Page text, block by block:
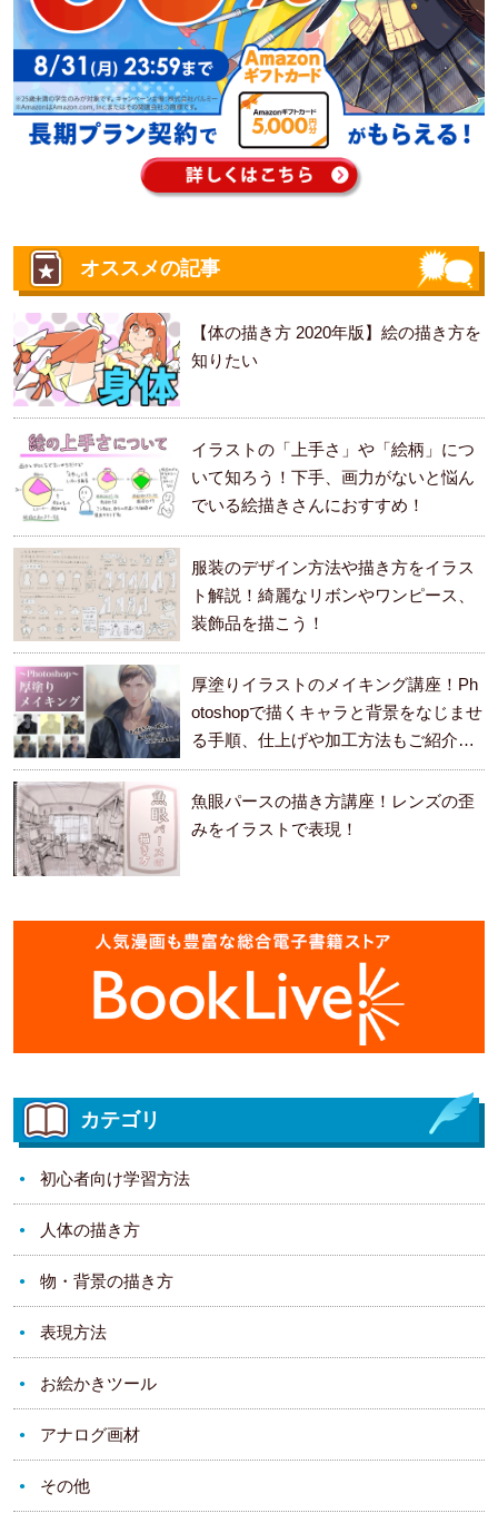
オススメの記事
【体の描き方 2020年版】絵の描き方を
知りたい
イラストの「上手さ」や「絵柄」につ
いて知ろう！下手、画力がないと悩ん
でいる絵描きさんにおすすめ！
服装のデザイン方法や描き方をイラス
ト解説！綺麗なリボンやワンピース、
装飾品を描こう！
厚塗りイラストのメイキング講座！Ph
otoshopで描くキャラと背景をなじませ
る手順、仕上げや加工方法もご紹介し
ます。
魚眼パースの描き方講座！レンズの歪
みをイラストで表現！
カテゴリ
初心者向け学習方法
人体の描き方
物・背景の描き方
表現方法
お絵かきツール
アナログ画材
その他